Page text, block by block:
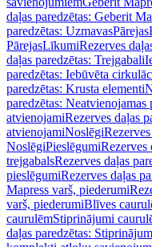
daļas paredzētas: Geberit
paredzētas: UzmavasPārejas
PārejasLīkumiRezerves
daļas paredzētas: Trejgabali
paredzētas: Iebūvēta
paredzētas: Krusta elementi
paredzētas: Neatvienojamas
atvienojamiRezerves daļas
atvienojamiNoslēgi
NoslēgiPieslēgumiRezerves
trejgabalsRezerves daļas
pieslēgumiRezerves daļas
Mapress varš, piederumi
varš, piederumiBlīves
caurulēmStiprinājumi
daļas paredzētas: